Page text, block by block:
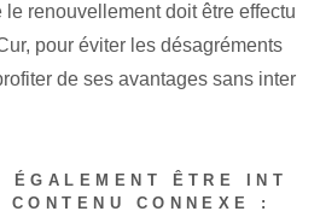
renouvellement doit être effectu
pour éviter les désagréments
de ses avantages sans inter
ÉGALEMENT ÊTRE INT
CONNEXE :